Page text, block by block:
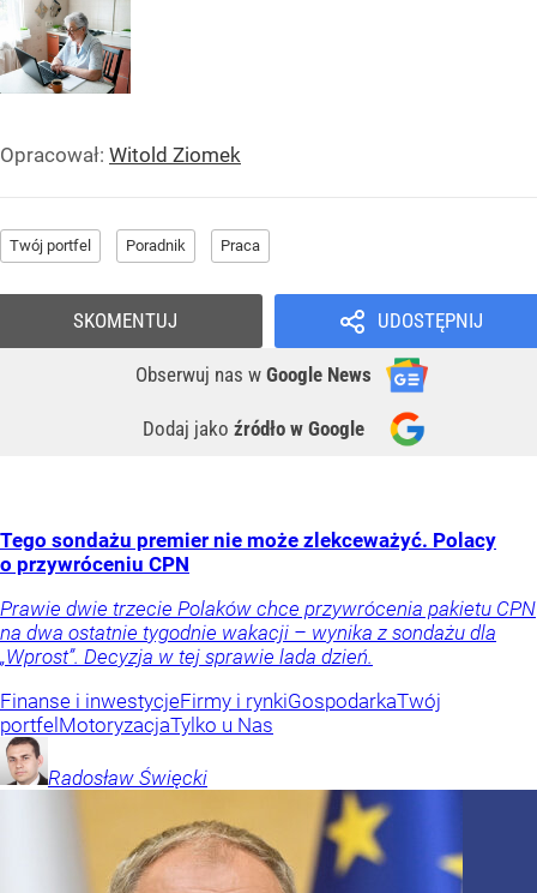
Opracował: Witold Ziomek
Twój portfel Poradnik Praca
UDOSTĘPNIJ
Obserwuj nas w Google News
Dodaj jako źródło w Google
SKOMENTUJ
Tego sondażu premier nie może zlekceważyć. Polacy
o przywróceniu CPN
Prawie dwie trzecie Polaków chce przywrócenia pakietu CPN
na dwa ostatnie tygodnie wakacji – wynika z sondażu dla
„Wprost”. Decyzja w tej sprawie lada dzień.
Finanse i inwestycjeFirmy i rynkiGospodarkaTwój
portfelMotoryzacjaTylko u Nas
Radosław Święcki